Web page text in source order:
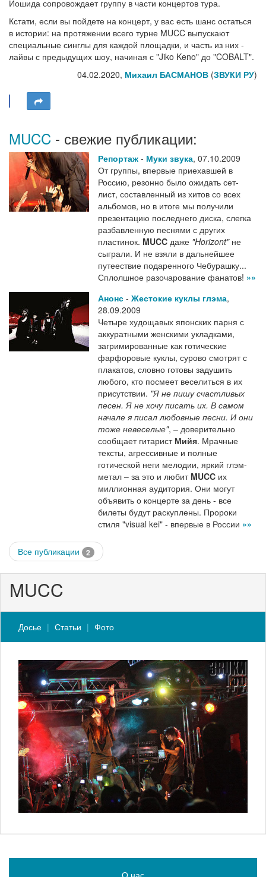
Йошида сопровождает группу в части концертов тура.
Кстати, если вы пойдете на концерт, у вас есть шанс остаться
в истории: на протяжении всего турне MUCC выпускают
специальные синглы для каждой площадки, и часть из них -
лайвы с предыдущих шоу, начиная с "Jiko Keno" до "COBALT".
04.02.2020, Михаил БАСМАНОВ (ЗВУКИ РУ)
MUCC - свежие публикации:
Репортаж - Муки звука, 07.10.2009
От группы, впервые приехавшей в
Россию, резонно было ожидать сет-
лист, составленный из хитов со всех
альбомов, но в итоге мы получили
презентацию последнего диска, слегка
разбавленную песнями с других
пластинок. MUCC даже "Horizont"не
сыграли. И не взяли в дальнейшее
путеествие подаренного Чебурашку...
Сплолшное разочарование фанатов! »»
Анонс - Жестокие куклы глэма,
28.09.2009
Четыре худощавых японских парня с
аккуратными женскими укладками,
загримированные как готические
фарфоровые куклы, сурово смотрят с
плакатов, словно готовы задушить
любого, кто посмеет веселиться в их
присутствии. "Я не пишу счастливых
песен. Я не хочу писать их. В самом
начале я писал любовные песни. И они
тоже невеселые", – доверительно
сообщает гитарист Мийя. Мрачные
тексты, агрессивные и полные
готической неги мелодии, яркий глэм-
метал – за это и любит MUCC их
миллионная аудитория. Они могут
объявить о концерте за день - все
билеты будут раскуплены. Пророки
стиля "visual kei" - впервые в России »»
Все публикации 2
MUCC
Досье Статьи Фото
О нас